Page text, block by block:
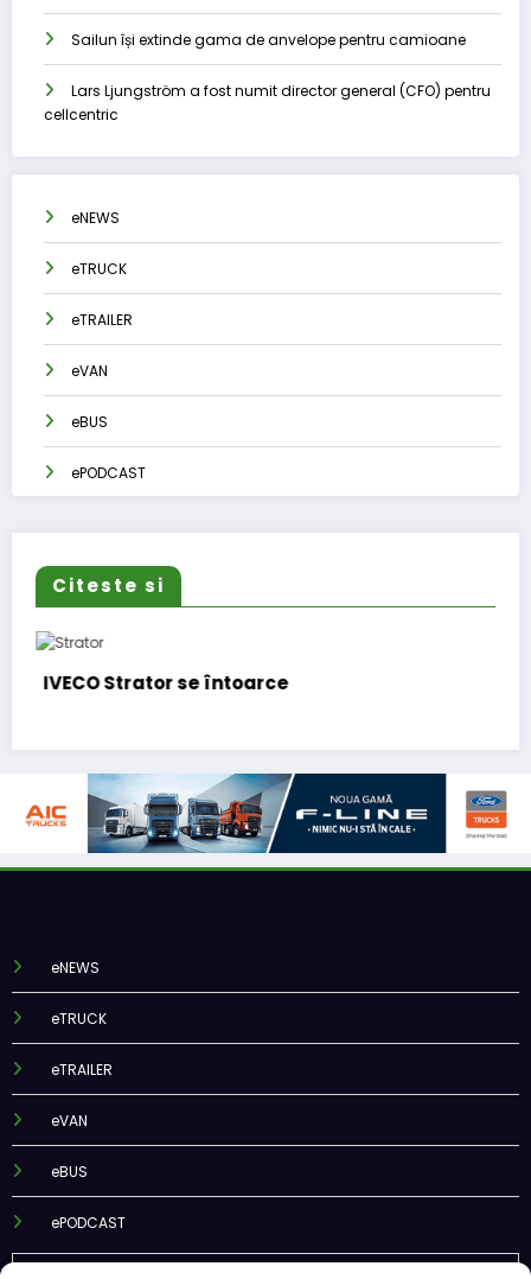
Sailun își extinde gama de anvelope pentru camioane
Lars Ljungström a fost numit director general (CFO) pentru
cellcentric
eNEWS
eTRUCK
eTRAILER
eVAN
eBUS
ePODCAST
Citeste si
eNEWS
eTRUCK
eTRAILER
eVAN
eBUS